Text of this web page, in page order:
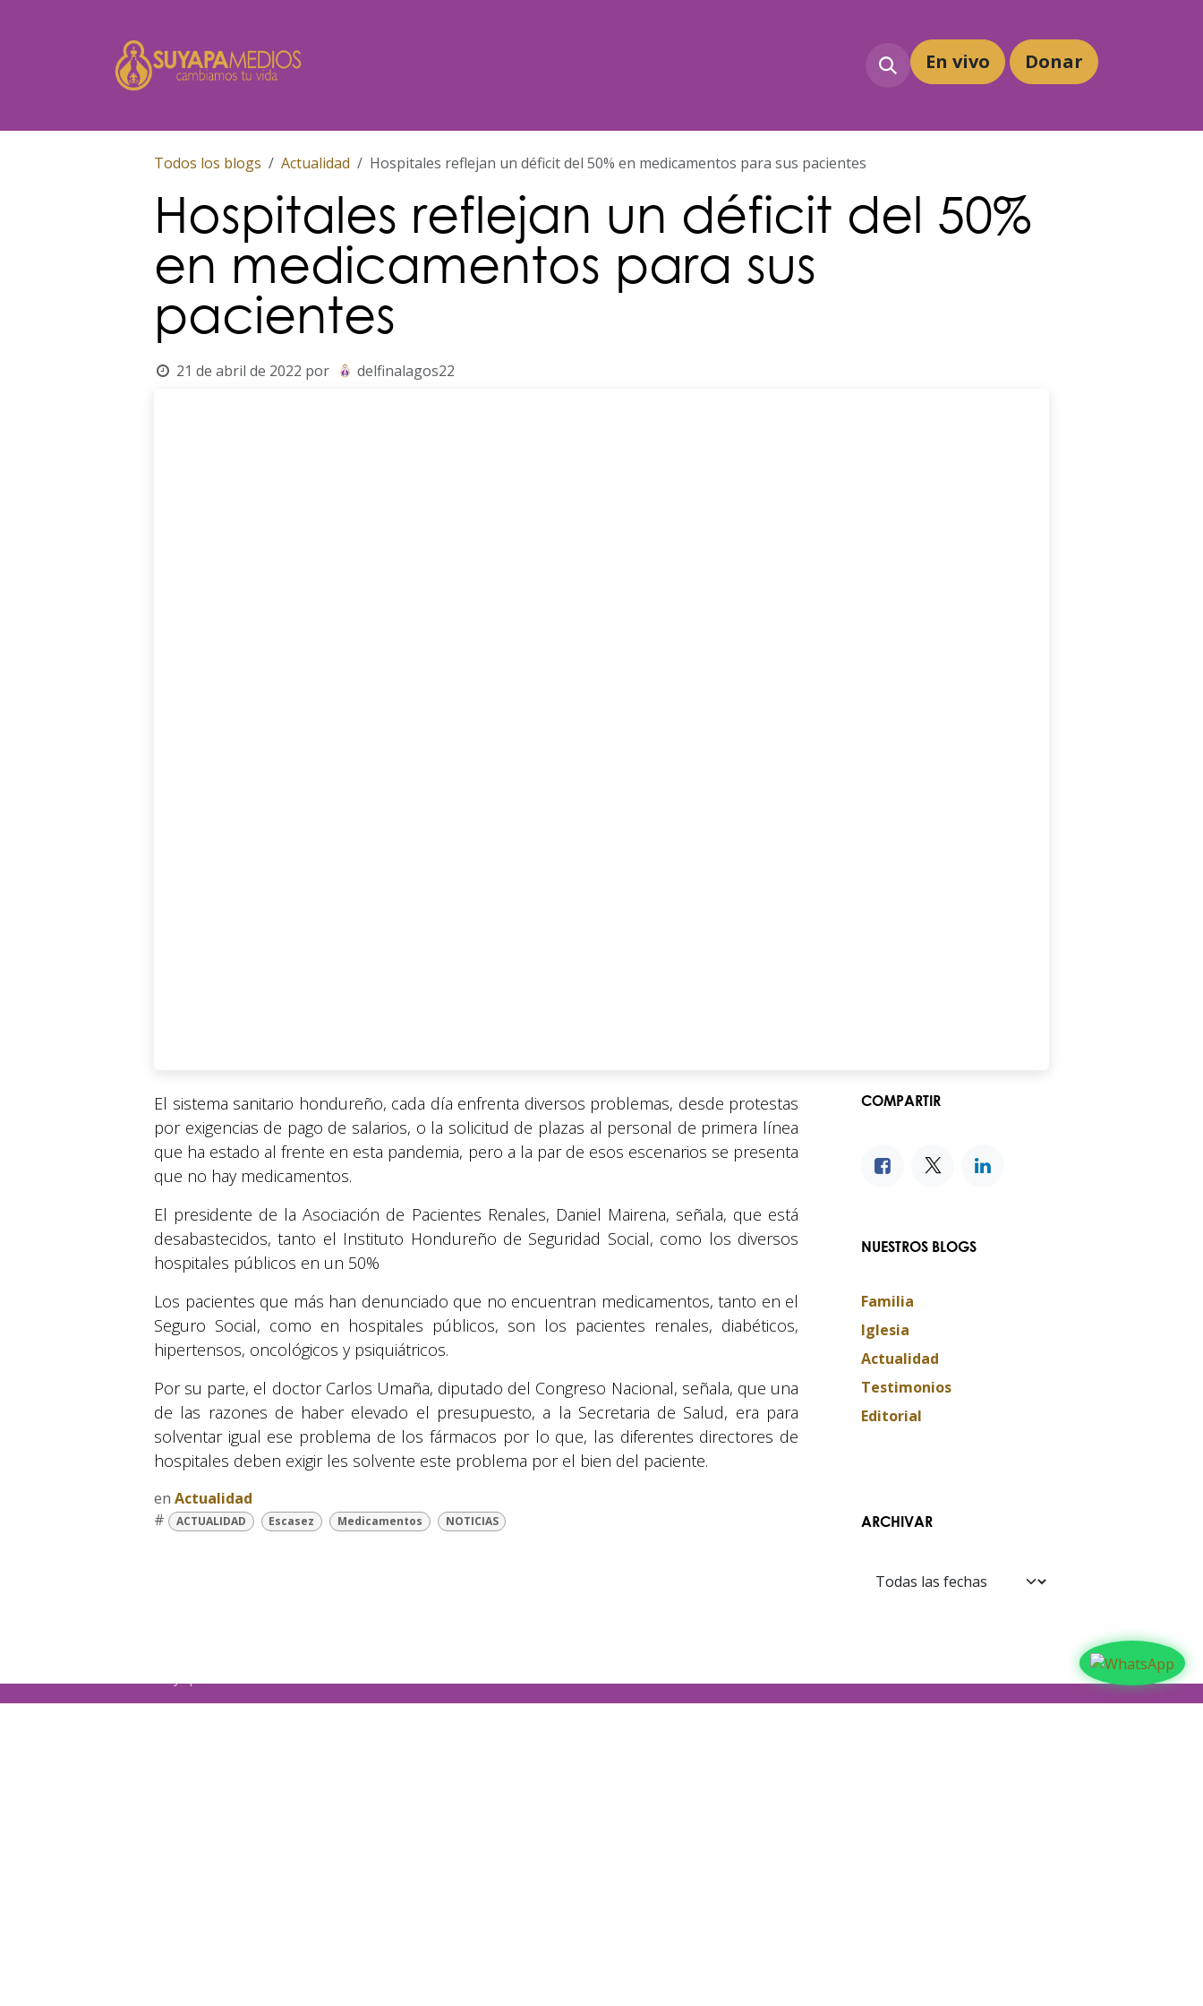
En vivo Donar
Todos los blogs Actualidad Hospitales reflejan un déficit del 50% en medicamentos para sus pacientes
Hospitales reflejan un déficit del 50%
en medicamentos para sus
pacientes
21 de abril de 2022 por delfinalagos22
El sistema sanitario hondureño, cada día enfrenta diversos problemas, desde protestas
por exigencias de pago de salarios, o la solicitud de plazas al personal de primera línea
que ha estado al frente en esta pandemia, pero a la par de esos escenarios se presenta
que no hay medicamentos.
El presidente de la Asociación de Pacientes Renales, Daniel Mairena, señala, que está
desabastecidos, tanto el Instituto Hondureño de Seguridad Social, como los diversos
hospitales públicos en un 50%
Los pacientes que más han denunciado que no encuentran medicamentos, tanto en el
Seguro Social, como en hospitales públicos, son los pacientes renales, diabéticos,
hipertensos, oncológicos y psiquiátricos.
Por su parte, el doctor Carlos Umaña, diputado del Congreso Nacional, señala, que una
de las razones de haber elevado el presupuesto, a la Secretaria de Salud, era para
solventar igual ese problema de los fármacos por lo que, las diferentes directores de
hospitales deben exigir les solvente este problema por el bien del paciente.
en Actualidad
#
ACTUALIDAD Escasez Medicamentos NOTICIAS
COMPARTIR
NUESTROS BLOGS
Familia
Iglesia
Actualidad
Testimonios
Editorial
ARCHIVAR
Suyapa Medios, es una multiplataforma de
comunicación católica en Honduras,
promovida por la Fundación para la Educación
y la Comunicación Social.